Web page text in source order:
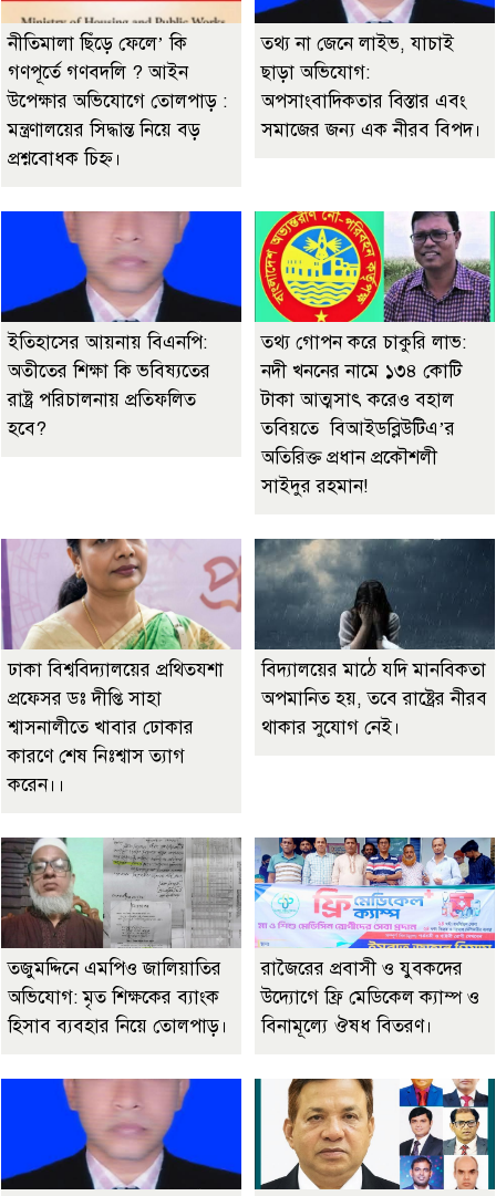
নীতিমালা ছিঁড়ে ফেলে’ কি
গণপূর্তে গণবদলি ? আইন
উপেক্ষার অভিযোগে তোলপাড় :
মন্ত্রণালয়ের সিদ্ধান্ত নিয়ে বড়
প্রশ্নবোধক চিহ্ন।
তথ্য না জেনে লাইভ, যাচাই
ছাড়া অভিযোগ:
অপসাংবাদিকতার বিস্তার এবং
সমাজের জন্য এক নীরব বিপদ।
ইতিহাসের আয়নায় বিএনপি:
অতীতের শিক্ষা কি ভবিষ্যতের
রাষ্ট্র পরিচালনায় প্রতিফলিত
হবে?
তথ্য গোপন করে চাকুরি লাভ:
নদী খননের নামে ১৩৪ কোটি
টাকা আত্মসাৎ করেও বহাল
তবিয়তে বিআইডব্লিউটিএ’র
অতিরিক্ত প্রধান প্রকৌশলী
সাইদুর রহমান!
ঢাকা বিশ্ববিদ্যালয়ের প্রথিতযশা
প্রফেসর ডঃ দীপ্তি সাহা
শ্বাসনালীতে খাবার ঢোকার
কারণে শেষ নিঃশ্বাস ত্যাগ
করেন।।
বিদ্যালয়ের মাঠে যদি মানবিকতা
অপমানিত হয়, তবে রাষ্ট্রের নীরব
থাকার সুযোগ নেই।
তজুমদ্দিনে এমপিও জালিয়াতির
অভিযোগ: মৃত শিক্ষকের ব্যাংক
হিসাব ব্যবহার নিয়ে তোলপাড়।
রাজৈরের‌ প্রবাসী ও যুবকদের
উদ্যোগে ফ্রি মেডিকেল ক্যাম্প ও
বিনামূল্যে ঔষধ বিতরণ।